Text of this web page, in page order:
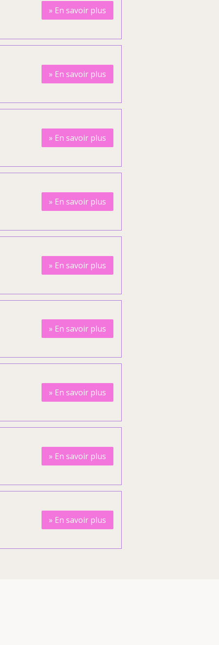
» En savoir plus
» En savoir plus
» En savoir plus
» En savoir plus
» En savoir plus
» En savoir plus
» En savoir plus
» En savoir plus
» En savoir plus